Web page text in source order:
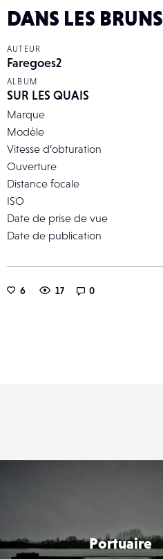
DANS LES BRUNS
AUTEUR
Faregoes2
ALBUM
SUR LES QUAIS
Marque
Modèle
Vitesse d’obturation
Ouverture
Distance focale
ISO
Date de prise de vue
Date de publication
6 17 0
Portuaire